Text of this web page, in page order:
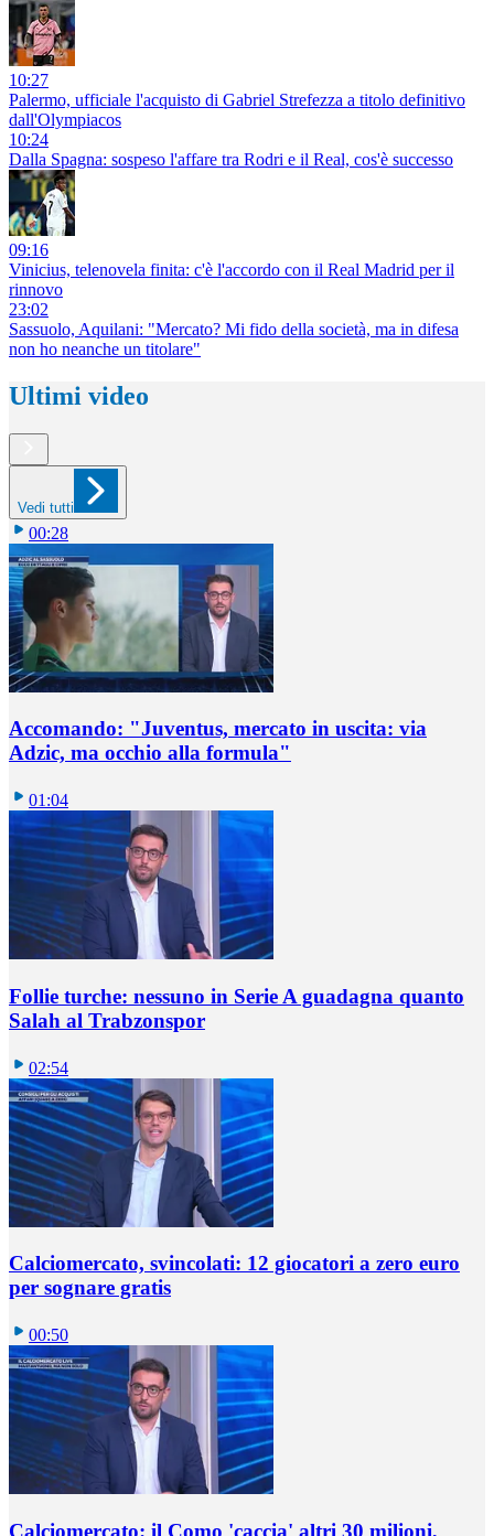
10:27
Palermo, ufficiale l'acquisto di Gabriel Strefezza a titolo definitivo
dall'Olympiacos
10:24
Dalla Spagna: sospeso l'affare tra Rodri e il Real, cos'è successo
09:16
Vinicius, telenovela finita: c'è l'accordo con il Real Madrid per il
rinnovo
23:02
Sassuolo, Aquilani: "Mercato? Mi fido della società, ma in difesa
non ho neanche un titolare"
Ultimi video
Vedi tutti
00:28
Accomando: "Juventus, mercato in uscita: via
Adzic, ma occhio alla formula"
01:04
Follie turche: nessuno in Serie A guadagna quanto
Salah al Trabzonspor
02:54
Calciomercato, svincolati: 12 giocatori a zero euro
per sognare gratis
00:50
Calciomercato: il Como 'caccia' altri 30 milioni,